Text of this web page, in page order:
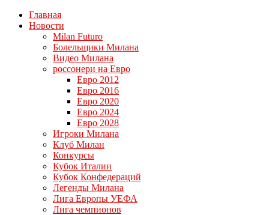
Главная
Новости
Milan Futuro
Болельщики Милана
Видео Милана
россонери на Евро
Евро 2012
Евро 2016
Евро 2020
Евро 2024
Евро 2028
Игроки Милана
Клуб Милан
Конкурсы
Кубок Италии
Кубок Конфедераций
Легенды Милана
Лига Европы УЕФА
Лига чемпионов